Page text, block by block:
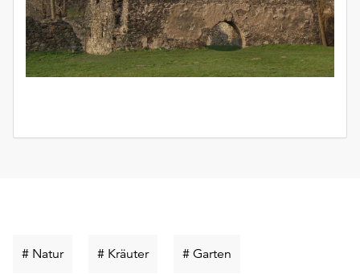
# NaturSchlüsselwort
# KräuterSchlüsselwort
# Garten